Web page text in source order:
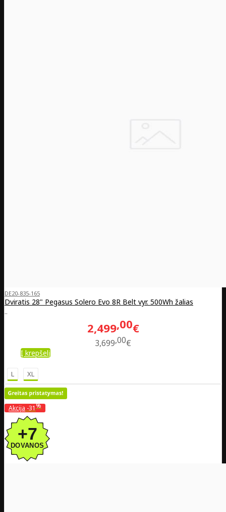
DE20-835-165
Dviratis 28" Pegasus Solero Evo 8R Belt vyr. 500Wh žalias
..
2,499 00€
3,699 00€
Į krepšelį
L XL
Akcija -31%